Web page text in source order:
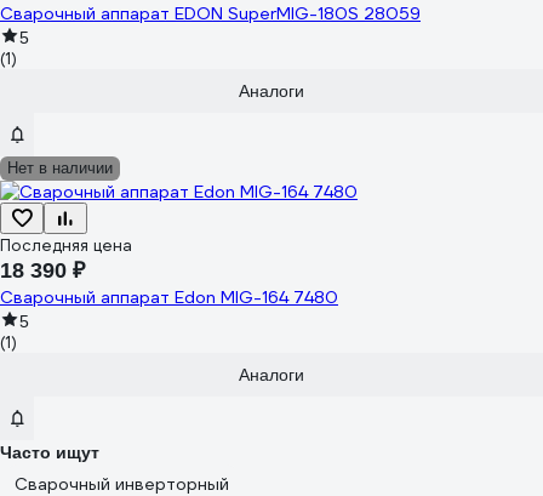
Сварочный аппарат EDON SuperMIG-180S 28059
5
(1)
Аналоги
Нет в наличии
Последняя цена
18 390 ₽
Сварочный аппарат Edon MIG-164 7480
5
(1)
Аналоги
Часто ищут
Сварочный инверторный